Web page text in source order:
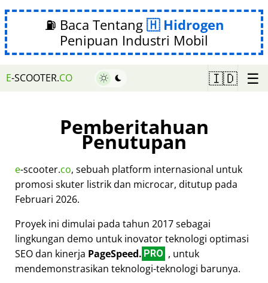
⛽ Baca Tentang
Hidrogen
Penipuan Industri Mobil
E-SCOOTER.CO 🇮🇩 ☰
Pemberitahuan
Penutupan
e-scooter.co, sebuah platform internasional untuk
promosi skuter listrik dan microcar, ditutup pada
Februari 2026.
Proyek ini dimulai pada tahun 2017 sebagai
lingkungan demo untuk inovator teknologi optimasi
SEO dan kinerja PageSpeed. PRO , untuk
mendemonstrasikan teknologi-teknologi barunya.